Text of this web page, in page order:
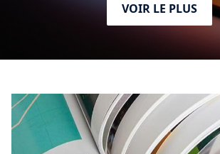
VOIR LE PLUS